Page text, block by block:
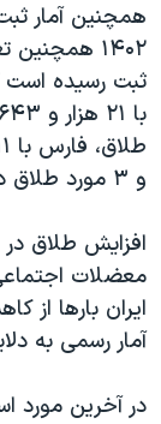
دادگاه حمید نوری
چهل سال
قانون شفافیت
اعتراضات مردمی
اسرائیل در جنگ
نرگس محمدی
همایش
صفحه‌های ویژه
همچنین آمار
ثبت رسیده است
و ۳ مورد طلاق در رتبه‌های بعدی قرار دارند.
افزایش طلاق در
معضلات
ایران بارها از
آمار رسمی به